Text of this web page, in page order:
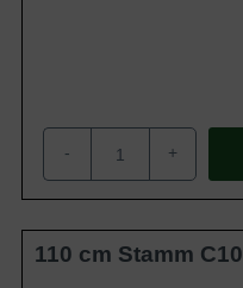
- +
110 cm Stamm C10